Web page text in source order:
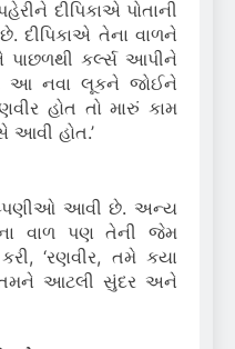
દીપિકાએ પોતાની
દીપિકાએ તેના વાળને
કર્લ્સ આપીને
આ નવા લૂકને જોઈને
હોત તો મારું કામ
આવી હોત.’
આવી છે. અન્ય
વાળ પણ તેની જેમ
‘રણવીર, તમે કયા
તમને આટલી સુંદર અને